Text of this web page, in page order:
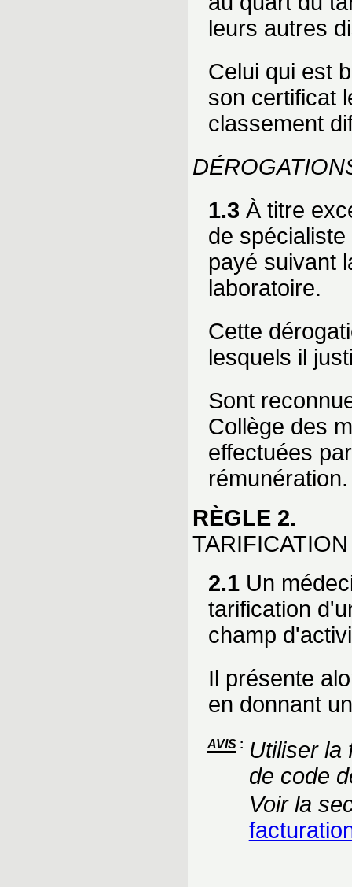
leurs autres
Celui qui est
son certificat
classement
1.3 À titre
de
payé suivant
laboratoire.
Cette
lesquels il
Sont
Collège des
effectuées
rémunération.
RÈGLE 2.
2.1 Un
tarification
champ
Il présente
en donnant
AVIS : Utiliser la
de code
Voir la